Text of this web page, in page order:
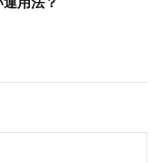
運用法？